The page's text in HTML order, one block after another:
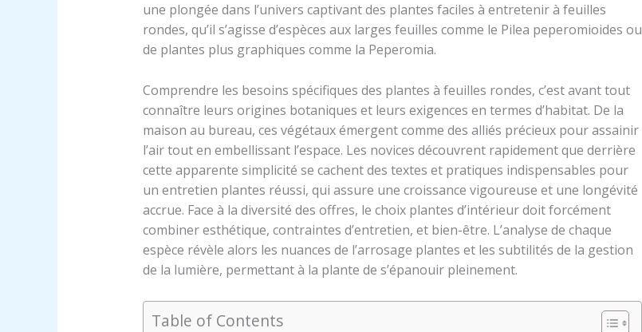
une plongée dans l’univers captivant des plantes faciles à entretenir à feuilles
rondes, qu’il s’agisse d’espèces aux larges feuilles comme le Pilea peperomioides ou
de plantes plus graphiques comme la Peperomia.
Comprendre les besoins spécifiques des plantes à feuilles rondes, c’est avant tout
connaître leurs origines botaniques et leurs exigences en termes d’habitat. De la
maison au bureau, ces végétaux émergent comme des alliés précieux pour assainir
l’air tout en embellissant l’espace. Les novices découvrent rapidement que derrière
cette apparente simplicité se cachent des textes et pratiques indispensables pour
un entretien plantes réussi, qui assure une croissance vigoureuse et une longévité
accrue. Face à la diversité des offres, le choix plantes d’intérieur doit forcément
combiner esthétique, contraintes d’entretien, et bien-être. L’analyse de chaque
espèce révèle alors les nuances de l’arrosage plantes et les subtilités de la gestion
de la lumière, permettant à la plante de s’épanouir pleinement.
Table of Contents